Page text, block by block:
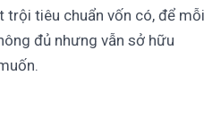
trội tiêu chuẩn vốn có, để mỗi
đủ nhưng vẫn sở hữu